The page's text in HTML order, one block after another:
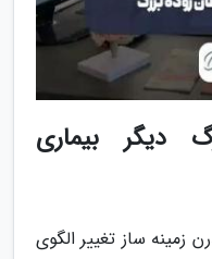
دیگر بیماری
ساز تغییر الگوی